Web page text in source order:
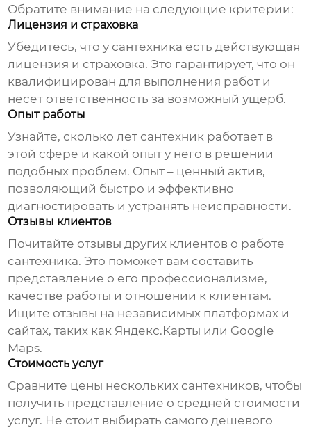
Обратите внимание на следующие критерии:
Лицензия и страховка
Убедитесь, что у сантехника есть действующая
лицензия и страховка. Это гарантирует, что он
квалифицирован для выполнения работ и
несет ответственность за возможный ущерб.
Опыт работы
Узнайте, сколько лет сантехник работает в
этой сфере и какой опыт у него в решении
подобных проблем. Опыт – ценный актив,
позволяющий быстро и эффективно
диагностировать и устранять неисправности.
Отзывы клиентов
Почитайте отзывы других клиентов о работе
сантехника. Это поможет вам составить
представление о его профессионализме,
качестве работы и отношении к клиентам.
Ищите отзывы на независимых платформах и
сайтах, таких как Яндекс.Карты или Google
Maps.
Стоимость услуг
Сравните цены нескольких сантехников, чтобы
получить представление о средней стоимости
услуг. Не стоит выбирать самого дешевого